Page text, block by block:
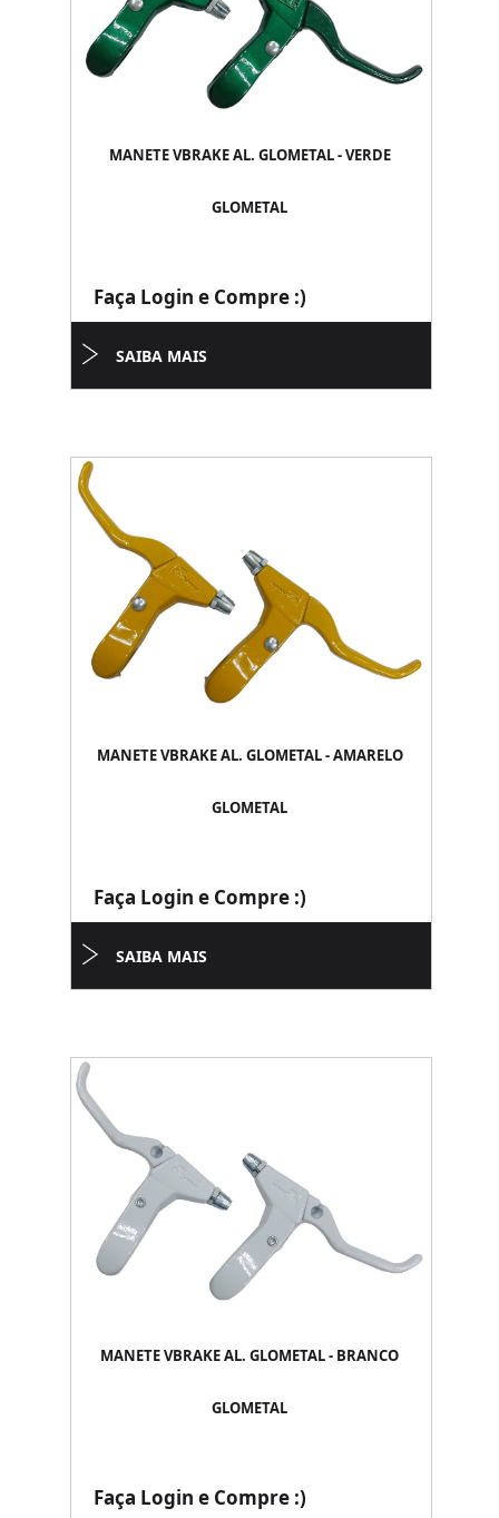
MANETE VBRAKE AL. GLOMETAL - VERDE
GLOMETAL
Faça Login e Compre :)
SAIBA MAIS
MANETE VBRAKE AL. GLOMETAL - AMARELO
GLOMETAL
Faça Login e Compre :)
SAIBA MAIS
MANETE VBRAKE AL. GLOMETAL - BRANCO
GLOMETAL
Faça Login e Compre :)